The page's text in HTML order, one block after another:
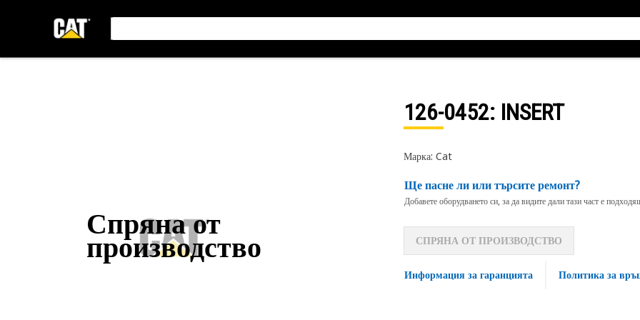
Спряна от
производство
126-0452: INSERT
Марка: Cat
Ще пасне ли или търсите ремонт?
Добавете оборудването си, за да видите дали тази част е
СПРЯНА ОТ ПРОИЗВОДСТВО
Информация за гаранцията Политика за